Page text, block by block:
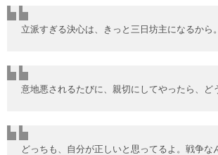
立派すぎる決心は、きっと三日坊主になるから。
意地悪されるたびに、親切にしてやったら、ど
どっちも、自分が正しいと思ってるよ。戦争な